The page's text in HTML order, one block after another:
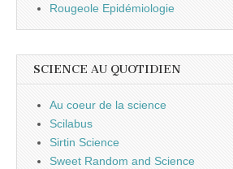
Rougeole Epidémiologie
SCIENCE AU QUOTIDIEN
Au coeur de la science
Scilabus
Sirtin Science
Sweet Random and Science